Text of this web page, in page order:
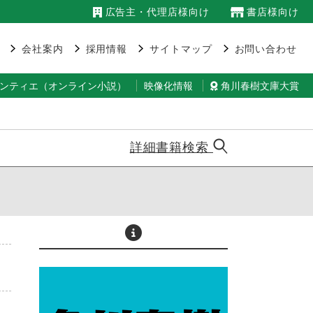
広告主・代理店様向け 書店様向け
会社案内 採用情報 サイトマップ お問い合わせ
ティエ（オンライン小説） 映像化情報 角川春樹文庫大賞
詳細書籍検索